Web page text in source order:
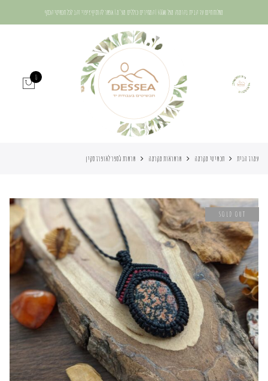
משלוח חינם עד הבית בהזמנה מעל 400₪ | המחירים כוללים מע"מ | אפשר להוסיף ציפוי זהב לכל תכשיטי הכסף
0
עמוד הבית תכשיטי מקרמה שרשראות מקרמה שרשרת ג’ספר לאופרד סקין
SOLD OUT